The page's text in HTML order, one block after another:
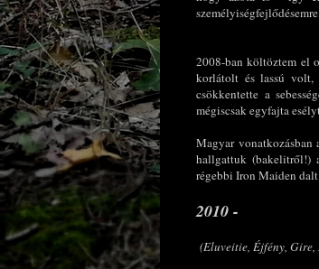
2008-ban költöztem el
korlátolt és lassú volt,
csökkentette a
mégiscsak egyfajta
Magyar vonatkozásban
hallgattuk (bakelitről!)
régebbi Iron Maiden
2010 -
(Eluveitie, Éjfény, Gire,